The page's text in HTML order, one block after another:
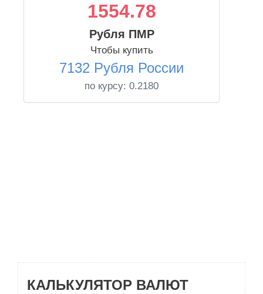
1554.78
Рубля ПМР
Чтобы купить
7132 Рубля России
по курсу: 0.2180
КАЛЬКУЛЯТОР ВАЛЮТ